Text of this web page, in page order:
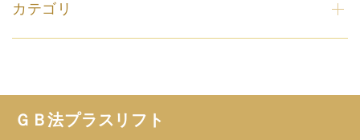
カテゴリ
ＧＢ法プラスリフト